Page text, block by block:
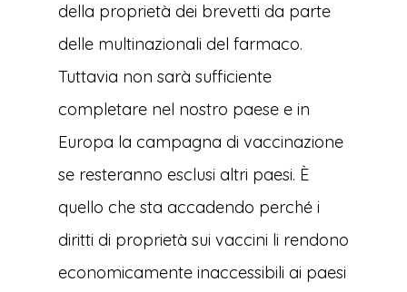
della proprietà dei brevetti da parte
delle multinazionali del farmaco.
Tuttavia non sarà sufficiente
completare nel nostro paese e in
Europa la campagna di vaccinazione
se resteranno esclusi altri paesi. È
quello che sta accadendo perché i
diritti di proprietà sui vaccini li rendono
economicamente inaccessibili ai paesi